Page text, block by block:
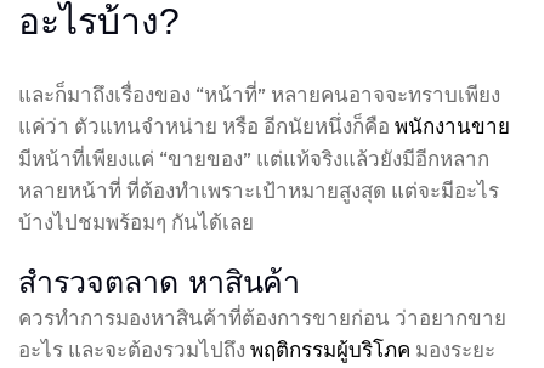
อะไรบ้าง?
และก็มาถึงเรื่องของ “หน้าที่” หลายคนอาจจะทราบเพียง
แค่ว่า ตัวแทนจำหน่าย หรือ อีกนัยหนึ่งก็คือพนักงานขาย
มีหน้าที่เพียงแค่ “ขายของ” แต่แท้จริงแล้วยังมีอีกหลาก
หลายหน้าที่ ที่ต้องทำเพราะเป้าหมายสูงสุด แต่จะมีอะไร
บ้างไปชมพร้อมๆ กันได้เลย
สำรวจตลาด หาสินค้า
ควรทำการมองหาสินค้าที่ต้องการขายก่อน ว่าอยากขาย
อะไร และจะต้องรวมไปถึงพฤติกรรมผู้บริโภค มองระยะ